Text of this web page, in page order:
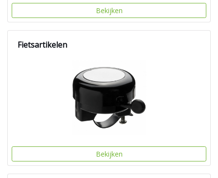
Bekijken
Fietsartikelen
Bekijken